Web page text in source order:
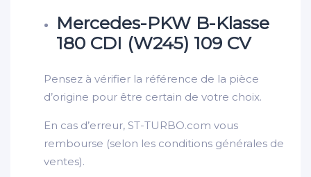
Mercedes-PKW B-Klasse
180 CDI (W245) 109 CV
Pensez à vérifier la référence de la pièce
d’origine pour être certain de votre choix.
En cas d’erreur, ST-TURBO.com vous
rembourse (selon les conditions générales de
ventes).